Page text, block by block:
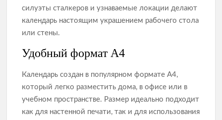
силуэты сталкеров и узнаваемые локации делают
календарь настоящим украшением рабочего стола
или стены.
Удобный формат А4
Календарь создан в популярном формате А4,
который легко разместить дома, в офисе или в
учебном пространстве. Размер идеально подходит
как для настенной печати, так и для использования